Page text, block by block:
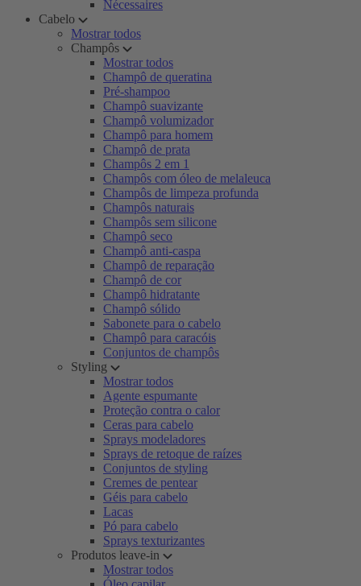
Nécessaires
Cabelo
Mostrar todos
Champôs
Mostrar todos
Champô de queratina
Pré-shampoo
Champô suavizante
Champô volumizador
Champô para homem
Champô de prata
Champôs 2 em 1
Champôs com óleo de melaleuca
Champôs de limpeza profunda
Champôs naturais
Champôs sem silicone
Champô seco
Champô anti-caspa
Champô de reparação
Champô de cor
Champô hidratante
Champô sólido
Sabonete para o cabelo
Champô para caracóis
Conjuntos de champôs
Styling
Mostrar todos
Agente espumante
Proteção contra o calor
Ceras para cabelo
Sprays modeladores
Sprays de retoque de raízes
Conjuntos de styling
Cremes de pentear
Géis para cabelo
Lacas
Pó para cabelo
Sprays texturizantes
Produtos leave-in
Mostrar todos